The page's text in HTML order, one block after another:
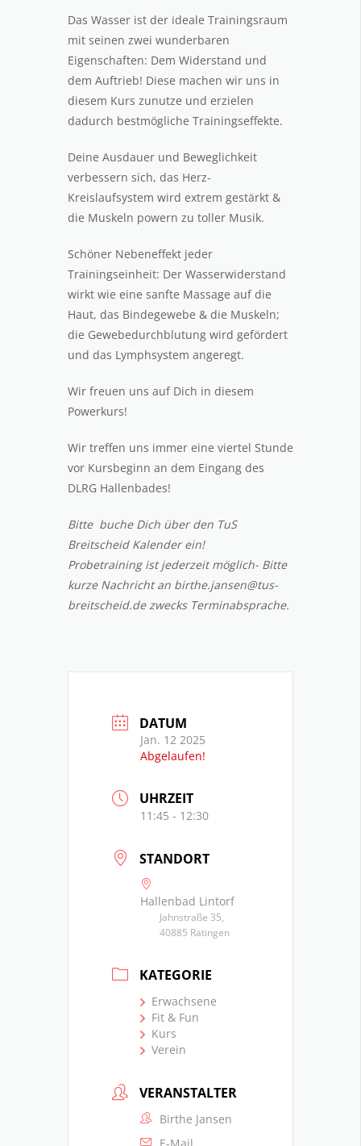
Das Wasser ist der ideale Trainingsraum
mit seinen zwei wunderbaren
Eigenschaften: Dem Widerstand und
dem Auftrieb! Diese machen wir uns in
diesem Kurs zunutze und erzielen
dadurch bestmögliche Trainingseffekte.
Deine Ausdauer und Beweglichkeit
verbessern sich, das Herz-
Kreislaufsystem wird extrem gestärkt &
die Muskeln powern zu toller Musik.
Schöner Nebeneffekt jeder
Trainingseinheit: Der Wasserwiderstand
wirkt wie eine sanfte Massage auf die
Haut, das Bindegewebe & die Muskeln;
die Gewebedurchblutung wird gefördert
und das Lymphsystem angeregt.
Wir freuen uns auf Dich in diesem
Powerkurs!
Wir treffen uns immer eine viertel Stunde
vor Kursbeginn an dem Eingang des
DLRG Hallenbades!
Bitte buche Dich über den TuS
Breitscheid Kalender ein!
Probetraining ist jederzeit möglich- Bitte
kurze Nachricht an birthe.jansen@tus-
breitscheid.de zwecks Terminabsprache.
DATUM
Jan. 12 2025
Abgelaufen!
UHRZEIT
11:45 - 12:30
STANDORT
Hallenbad Lintorf
Jahnstraße 35,
40885 Ratingen
KATEGORIE
Erwachsene
Fit & Fun
Kurs
Verein
VERANSTALTER
Birthe Jansen
E-Mail